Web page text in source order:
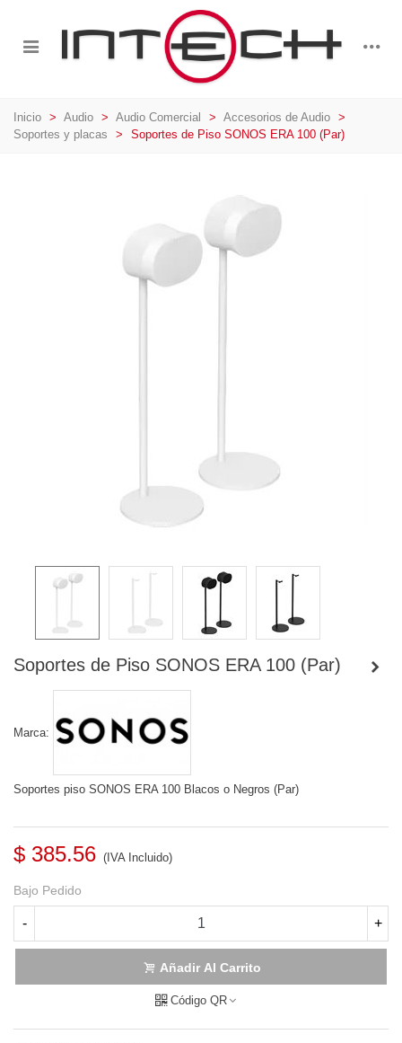
Inicio > Audio > Audio Comercial > Accesorios de Audio >
Soportes y placas
> Soportes de Piso SONOS ERA 100 (Par)
Soportes de Piso SONOS ERA 100 (Par)
Marca:
Soportes piso SONOS ERA 100 Blacos o Negros (Par)
$ 385.56 (IVA Incluido)
Bajo Pedido
- +
Añadir Al Carrito
Código QR